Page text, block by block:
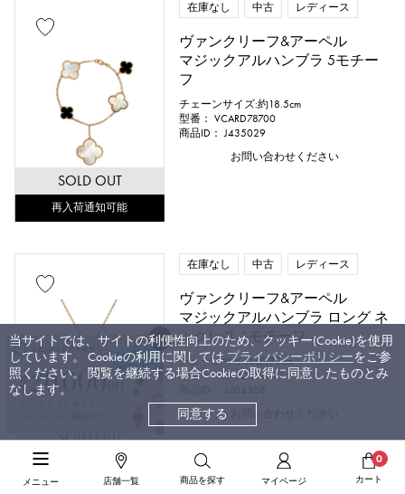
メニュー 店舗一覧 商品を探す マイページ
0
カート
SOLD OUT
再入荷通知可能
在庫なし 中古 レディース
ヴァンクリーフ&アーペル
マジックアルハンブラ 5モチー
フ
チェーンサイズ:約18.5cm
型番： VCARD78700
商品ID： J435029
お問い合わせください
SOLD OUT
再入荷通知可能
在庫なし 中古 レディース
ヴァンクリーフ&アーペル
マジックアルハンブラ ロング ネ
ックレス 1モチーフ
チェーンサイズ:約90cm
型番： VCARO49M00
当サイトでは、サイトの利便性向上のため、クッキー(Cookie)を使用
しています。 Cookieの利用に関しては プライバシーポリシーをご参
照ください。 閲覧を継続する場合Cookieの取得に同意したものとみ
なします。
同意する